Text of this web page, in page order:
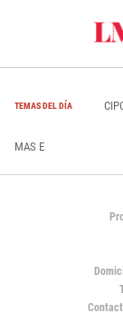
TEMAS DEL DÍA
MAS E